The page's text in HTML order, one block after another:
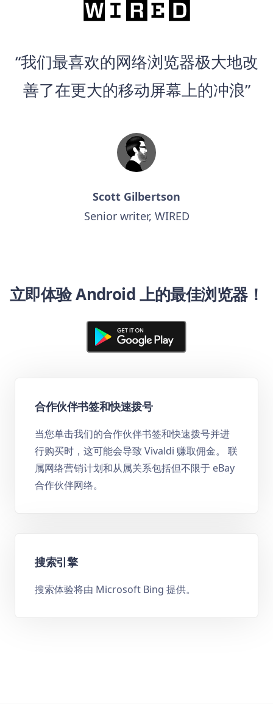
“我们最喜欢的网络浏览器极大地改
善了在更大的移动屏幕上的冲浪”
Scott Gilbertson
Senior writer, WIRED
立即体验 Android 上的最佳浏览器！
合作伙伴书签和快速拨号
当您单击我们的合作伙伴书签和快速拨号并进
行购买时，这可能会导致 Vivaldi 赚取佣金。 联
属网络营销计划和从属关系包括但不限于 eBay
合作伙伴网络。
搜索引擎
搜索体验将由 Microsoft Bing 提供。